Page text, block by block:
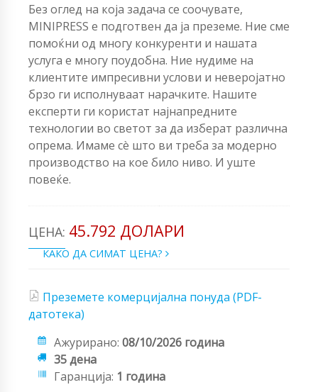
Без оглед на која задача се соочувате,
MINIPRESS е подготвен да ја преземе. Ние сме
помоќни од многу конкуренти и нашата
услуга е многу поудобна. Ние нудиме на
клиентите импресивни услови и неверојатно
брзо ги исполнуваат нарачките. Нашите
експерти ги користат најнапредните
технологии во светот за да изберат различна
опрема. Имаме сè што ви треба за модерно
производство на кое било ниво. И уште
повеќе.
ЦЕНА: 45.792 ДОЛАРИ
КАКО ДА СИМАТ ЦЕНА?
Преземете комерцијална понуда (PDF-
датотека)
Ажурирано: 08/10/2026 година
35 дена
Гаранција: 1 година